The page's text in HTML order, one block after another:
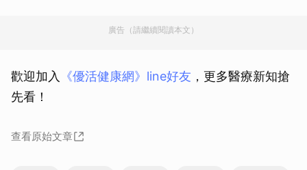
廣告（請繼續閱讀本文）
歡迎加入 《優活健康網》line好友 ，更多醫療新知搶
先看！
查看原始文章